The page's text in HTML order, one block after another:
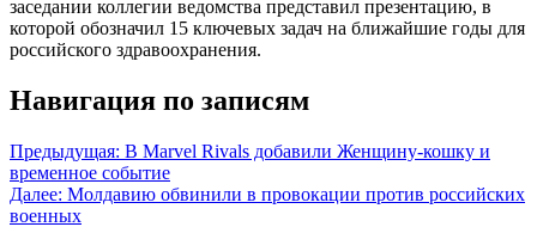
заседании коллегии ведомства представил презентацию, в
которой обозначил 15 ключевых задач на ближайшие годы для
российского здравоохранения.
Навигация по записям
Предыдущая: В Marvel Rivals добавили Женщину-кошку и
временное событие
Далее: Молдавию обвинили в провокации против российских
военных